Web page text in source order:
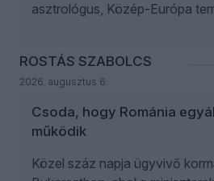
asztrológus, Közép-Európa
ROSTÁS SZABOLCS
2026. augusztus 6.
Csoda, hogy Románia
működik
Közel száz napja ügyvivő